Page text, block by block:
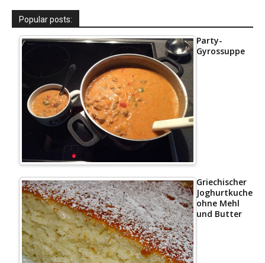
Popular posts:
Party-
Gyrossuppe
Griechischer
Joghurtkuchen
ohne Mehl
und Butter